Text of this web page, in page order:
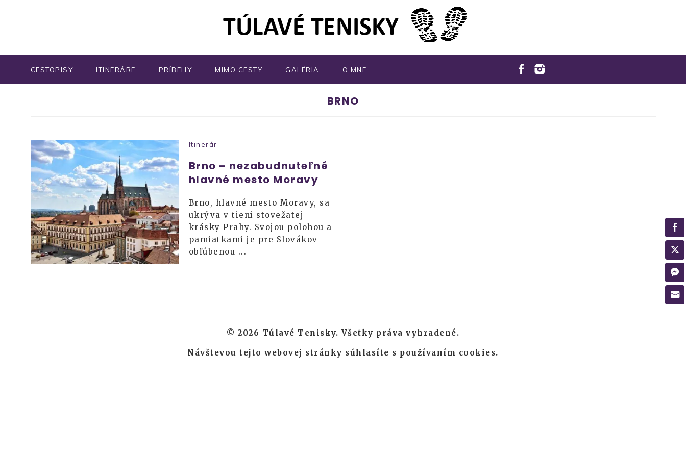
CESTOPISY ITINERÁRE PRÍBEHY MIMO CESTY GALÉRIA O MNE
BRNO
Itinerár
Brno – nezabudnuteľné
hlavné mesto Moravy
Brno, hlavné mesto Moravy, sa
ukrýva v tieni stovežatej
krásky Prahy. Svojou polohou a
pamiatkami je pre Slovákov
obľúbenou ...
© 2026 Túlavé Tenisky. Všetky práva vyhradené.
Návštevou tejto webovej stránky súhlasíte s používaním cookies.